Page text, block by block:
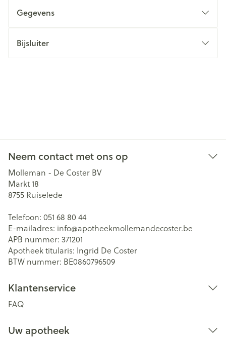
Gegevens
Bijsluiter
Neem contact met ons op
Molleman - De Coster BV
Markt 18
8755 Ruiselede
Telefoon: 051 68 80 44
E-mailadres: info@apotheekmollemandecoster.be
APB nummer: 371201
Apotheek titularis: Ingrid De Coster
BTW nummer: BE0860796509
Klantenservice
FAQ
Uw apotheek